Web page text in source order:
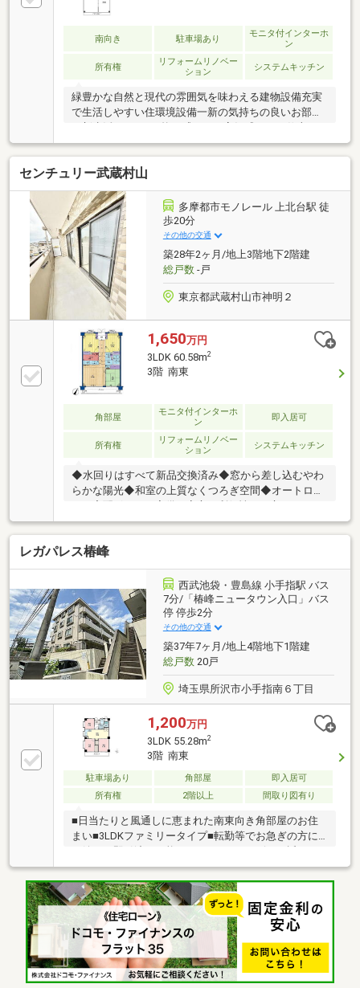
南向き 駐車場あり
モニタ付インターホ
ン
所有権
リフォームリノベー
ション
システムキッチン
緑豊かな自然と現代の雰囲気を味わえる建物設備充実
で生活しやすい住環境設備一新の気持ちの良いお部屋
り不明点、ご質問ありましたらお気軽にお問い合わせ
ください
センチュリー武蔵村山
多摩都市モノレール 上北台駅 徒
歩20分
その他の交通
築28年2ヶ月/地上3階地下2階建
総戸数-戸
東京都武蔵村山市神明２
1,650万円
3LDK 60.58m2
3階 南東
角部屋
モニタ付インターホ
ン
即入居可
所有権
リフォームリノベー
ション
システムキッチン
◆水回りはすべて新品交換済み◆窓から差し込むやわ
らかな陽光◆和室の上質なくつろぎ空間◆オートロッ
レガパレス椿峰
西武池袋・豊島線 小手指駅 バス
7分/「椿峰ニュータウン入口」バス
停 停歩2分
その他の交通
築37年7ヶ月/地上4階地下1階建
総戸数20戸
埼玉県所沢市小手指南６丁目
1,200万円
3LDK 55.28m2
3階 南東
駐車場あり 角部屋
即入居可
所有権
2階以上 間取り図有り
■日当たりと風通しに恵まれた南東向き角部屋のお住
まい■3LDKファミリータイプ■転勤等でお急ぎの方に
も嬉しい即引渡し可能■スーパーやコンビニが近くお
買物にも便利